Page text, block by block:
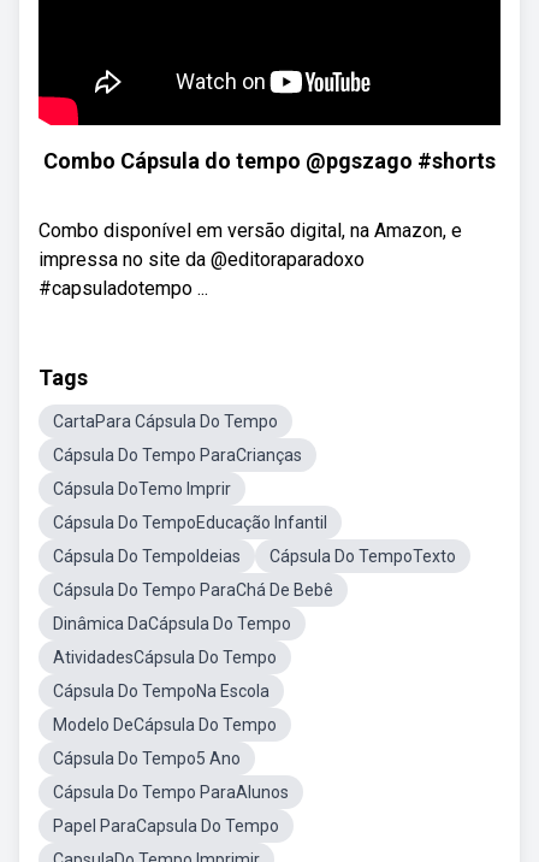
Combo Cápsula do tempo @pgszago #shorts
Combo disponível em versão digital, na Amazon, e
impressa no site da @editoraparadoxo
#capsuladotempo ...
Tags
CartaPara Cápsula Do Tempo
Cápsula Do Tempo ParaCrianças
Cápsula DoTemo Imprir
Cápsula Do TempoEducação Infantil
Cápsula Do TempoIdeias
Cápsula Do TempoTexto
Cápsula Do Tempo ParaChá De Bebê
Dinâmica DaCápsula Do Tempo
AtividadesCápsula Do Tempo
Cápsula Do TempoNa Escola
Modelo DeCápsula Do Tempo
Cápsula Do Tempo5 Ano
Cápsula Do Tempo ParaAlunos
Papel ParaCapsula Do Tempo